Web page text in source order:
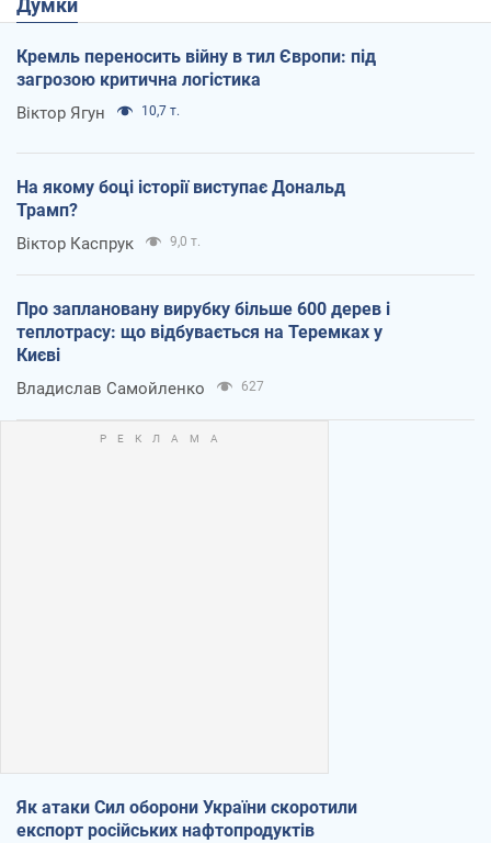
Думки
Кремль переносить війну в тил Європи: під
загрозою критична логістика
Віктор Ягун 10,7 т.
На якому боці історії виступає Дональд
Трамп?
Віктор Каспрук 9,0 т.
Про заплановану вирубку більше 600 дерев і
теплотрасу: що відбувається на Теремках у
Києві
Владислав Самойленко 627
Як атаки Сил оборони України скоротили
експорт російських нафтопродуктів